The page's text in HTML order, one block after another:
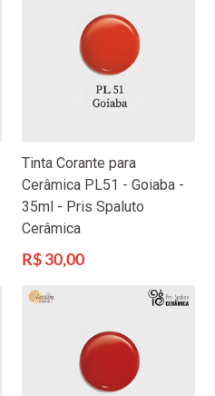
Tinta Corante para
Cerâmica PL51 - Goiaba -
35ml - Pris Spaluto
Cerâmica
Preço
R$ 30,00